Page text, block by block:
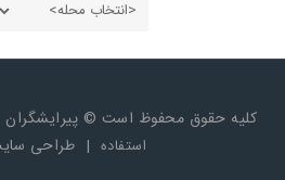
کلیه حقوق محفوظ است © پیرایشگران
استفاده | طراحی